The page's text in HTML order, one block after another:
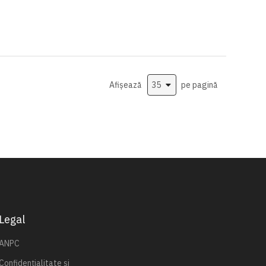
Afișează
pe pagină
Legal
Confidențialitate și